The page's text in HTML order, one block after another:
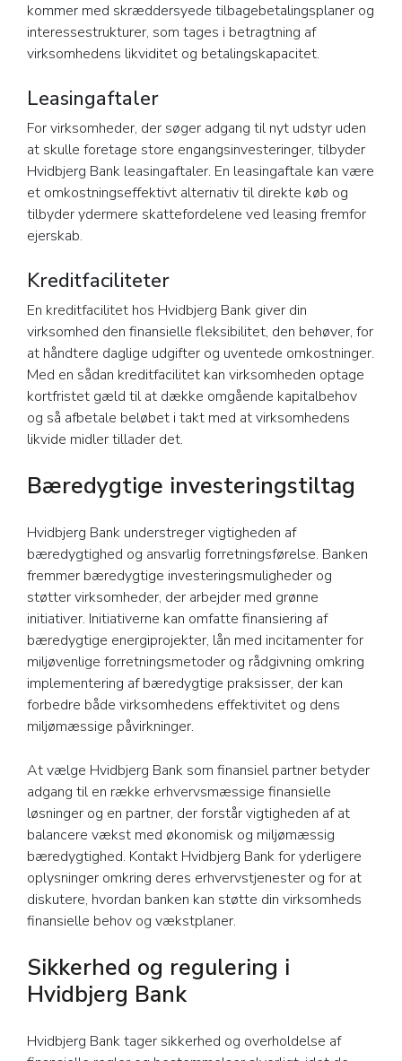
kommer med skræddersyede tilbagebetalingsplaner og
interessestrukturer, som tages i betragtning af
virksomhedens likviditet og betalingskapacitet.
Leasingaftaler
For virksomheder, der søger adgang til nyt udstyr uden
at skulle foretage store engangsinvesteringer, tilbyder
Hvidbjerg Bank leasingaftaler. En leasingaftale kan være
et omkostningseffektivt alternativ til direkte køb og
tilbyder ydermere skattefordelene ved leasing fremfor
ejerskab.
Kreditfaciliteter
En kreditfacilitet hos Hvidbjerg Bank giver din
virksomhed den finansielle fleksibilitet, den behøver, for
at håndtere daglige udgifter og uventede omkostninger.
Med en sådan kreditfacilitet kan virksomheden optage
kortfristet gæld til at dække omgående kapitalbehov
og så afbetale beløbet i takt med at virksomhedens
likvide midler tillader det.
Bæredygtige investeringstiltag
Hvidbjerg Bank understreger vigtigheden af
bæredygtighed og ansvarlig forretningsførelse. Banken
fremmer bæredygtige investeringsmuligheder og
støtter virksomheder, der arbejder med grønne
initiativer. Initiativerne kan omfatte finansiering af
bæredygtige energiprojekter, lån med incitamenter for
miljøvenlige forretningsmetoder og rådgivning omkring
implementering af bæredygtige praksisser, der kan
forbedre både virksomhedens effektivitet og dens
miljømæssige påvirkninger.
At vælge Hvidbjerg Bank som finansiel partner betyder
adgang til en række erhvervsmæssige finansielle
løsninger og en partner, der forstår vigtigheden af at
balancere vækst med økonomisk og miljømæssig
bæredygtighed. Kontakt Hvidbjerg Bank for yderligere
oplysninger omkring deres erhvervstjenester og for at
diskutere, hvordan banken kan støtte din virksomheds
finansielle behov og vækstplaner.
Sikkerhed og regulering i
Hvidbjerg Bank
Hvidbjerg Bank tager sikkerhed og overholdelse af